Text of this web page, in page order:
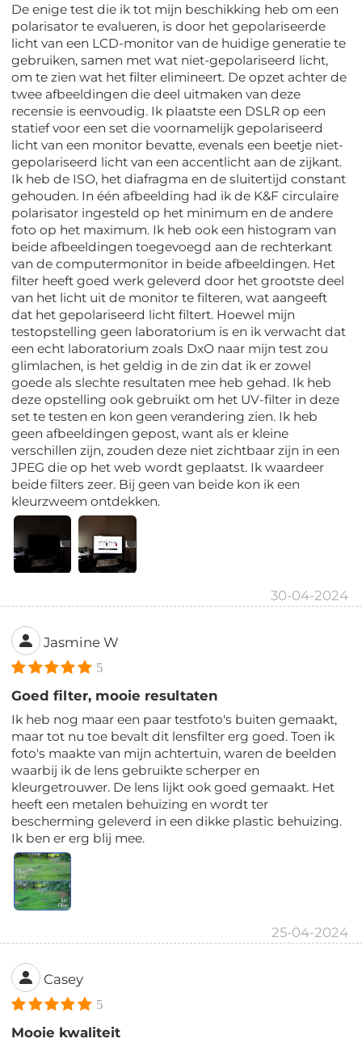
De enige test die ik tot mijn beschikking heb om een
polarisator te evalueren, is door het gepolariseerde
licht van een LCD-monitor van de huidige generatie te
gebruiken, samen met wat niet-gepolariseerd licht,
om te zien wat het filter elimineert. De opzet achter de
twee afbeeldingen die deel uitmaken van deze
recensie is eenvoudig. Ik plaatste een DSLR op een
statief voor een set die voornamelijk gepolariseerd
licht van een monitor bevatte, evenals een beetje niet-
gepolariseerd licht van een accentlicht aan de zijkant.
Ik heb de ISO, het diafragma en de sluitertijd constant
gehouden. In één afbeelding had ik de K&F circulaire
polarisator ingesteld op het minimum en de andere
foto op het maximum. Ik heb ook een histogram van
beide afbeeldingen toegevoegd aan de rechterkant
van de computermonitor in beide afbeeldingen. Het
filter heeft goed werk geleverd door het grootste deel
van het licht uit de monitor te filteren, wat aangeeft
dat het gepolariseerd licht filtert. Hoewel mijn
testopstelling geen laboratorium is en ik verwacht dat
een echt laboratorium zoals DxO naar mijn test zou
glimlachen, is het geldig in de zin dat ik er zowel
goede als slechte resultaten mee heb gehad. Ik heb
deze opstelling ook gebruikt om het UV-filter in deze
set te testen en kon geen verandering zien. Ik heb
geen afbeeldingen gepost, want als er kleine
verschillen zijn, zouden deze niet zichtbaar zijn in een
JPEG die op het web wordt geplaatst. Ik waardeer
beide filters zeer. Bij geen van beide kon ik een
kleurzweem ontdekken.
30-04-2024
Jasmine W
5
Goed filter, mooie resultaten
Ik heb nog maar een paar testfoto's buiten gemaakt,
maar tot nu toe bevalt dit lensfilter erg goed. Toen ik
foto's maakte van mijn achtertuin, waren de beelden
waarbij ik de lens gebruikte scherper en
kleurgetrouwer. De lens lijkt ook goed gemaakt. Het
heeft een metalen behuizing en wordt ter
bescherming geleverd in een dikke plastic behuizing.
Ik ben er erg blij mee.
25-04-2024
Casey
5
Mooie kwaliteit